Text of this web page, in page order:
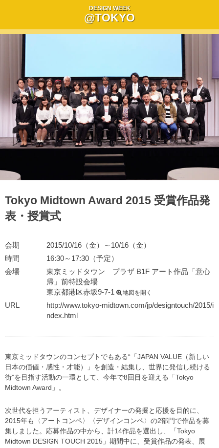
DESIGN WEEK
@TOKYO
Tokyo Midtown Award 2015 受賞作品発
表・授賞式
会期
2015/10/16（金）～10/16（金）
時間
16:30～17:30（予定）
会場
東京ミッドタウン プラザ B1F アート作品「意心
帰」前特設会場
東京都港区赤坂9-7-1
地図を開く
URL
http://www.tokyo-midtown.com/jp/designtouch/2015/i
ndex.html
東京ミッドタウンのコンセプトでもある“「JAPAN VALUE（新しい
日本の価値・感性・才能）」を創造・結集し、世界に発信し続ける
街”を目指す活動の一環として、今年で8回目を迎える「Tokyo
Midtown Award」。
次世代を担うアーティスト、デザイナーの発掘と応援を目的に、
2015年も〈アートコンペ〉〈デザインコンペ〉の2部門で作品を募
集しました。応募作品の中から、計14作品を選出し、「Tokyo
Midtown DESIGN TOUCH 2015」期間中に、受賞作品の発表、展